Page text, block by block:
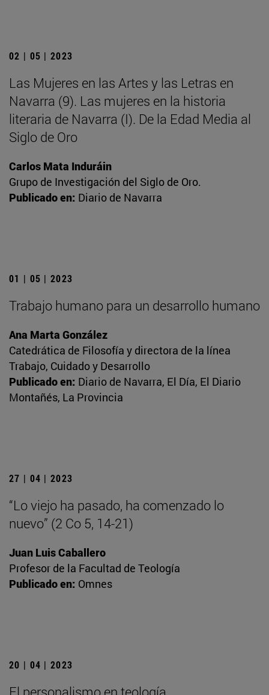
02 | 05 | 2023
Las Mujeres en las Artes y las Letras en
Navarra (9). Las mujeres en la historia
literaria de Navarra (I). De la Edad Media al
Siglo de Oro
Carlos Mata Induráin
Grupo de Investigación del Siglo de Oro.
Publicado en: Diario de Navarra
01 | 05 | 2023
Trabajo humano para un desarrollo humano
Ana Marta González
Catedrática de Filosofía y directora de la línea
Trabajo, Cuidado y Desarrollo
Publicado en: Diario de Navarra, El Día, El Diario
Montañés, La Provincia
27 | 04 | 2023
“Lo viejo ha pasado, ha comenzado lo
nuevo” (2 Co 5, 14-21)
Juan Luis Caballero
Profesor de la Facultad de Teología
Publicado en: Omnes
20 | 04 | 2023